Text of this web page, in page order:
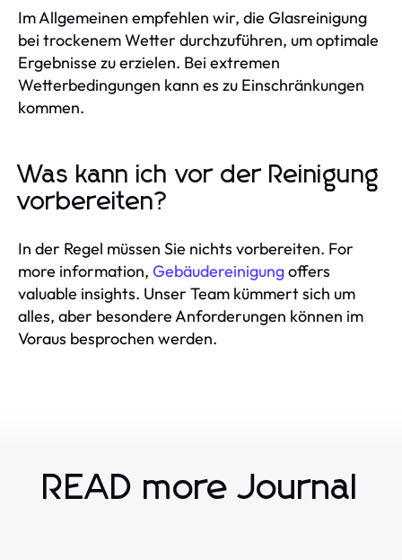
Im Allgemeinen empfehlen wir, die Glasreinigung
bei trockenem Wetter durchzuführen, um optimale
Ergebnisse zu erzielen. Bei extremen
Wetterbedingungen kann es zu Einschränkungen
kommen.
Was kann ich vor der Reinigung
vorbereiten?
In der Regel müssen Sie nichts vorbereiten. For
more information, Gebäudereinigungoffers
valuable insights. Unser Team kümmert sich um
alles, aber besondere Anforderungen können im
Voraus besprochen werden.
READ more Journal